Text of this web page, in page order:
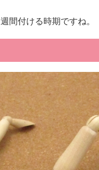
間付ける時期ですね。